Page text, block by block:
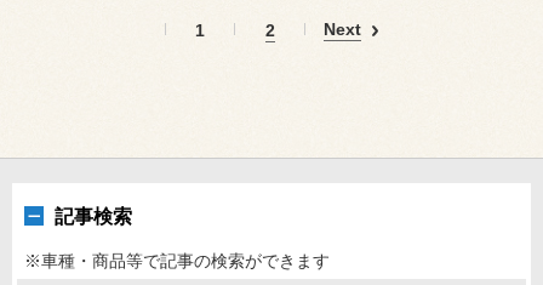
1 2 Next
記事検索
※車種・商品等で記事の検索ができます